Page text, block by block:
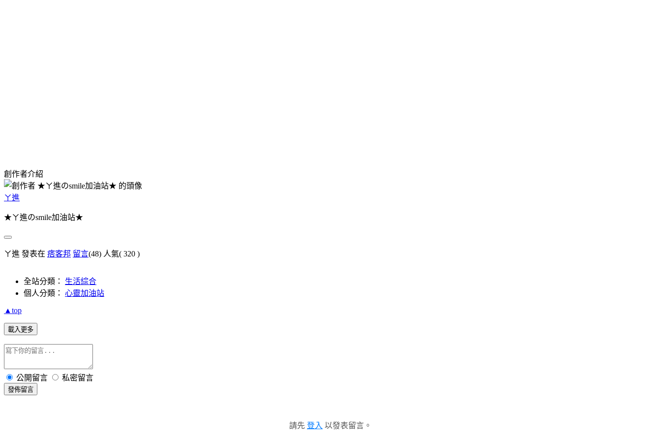
創作者介紹
ㄚ進
★ㄚ進のsmile加油站★
ㄚ進 發表在 痞客邦 留言(48) 人氣( 320 )
全站分類： 生活綜合
個人分類： 心靈加油站
▲top
載入更多
公開留言 私密留言
發佈留言
請先 登入 以發表留言。